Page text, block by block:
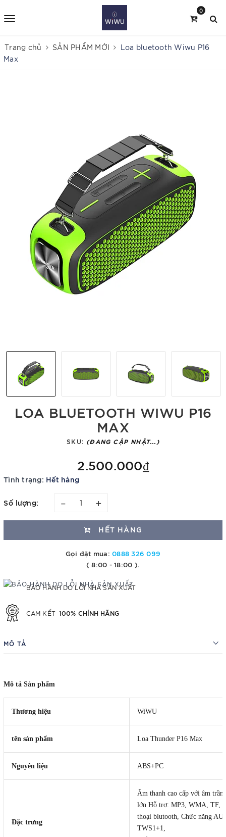
0
Trang chủ SẢN PHẨM MỚI
Loa bluetooth Wiwu P16
Max
LOA BLUETOOTH WIWU P16
MAX
SKU: (ĐANG CẬP NHẬT...)
2.500.000₫
Tình trạng: Hết hàng
Số lượng: – +
HẾT HÀNG
Gọi đặt mua:0888 326 099
( 8:00 - 18:00 ).
BẢO HÀNH DO LỖI NHÀ SẢN XUẤT
CAM KẾT 100% CHÍNH HÃNG
MÔ TẢ
Mô tả Sản phẩm
Thương hiệu WiWU
tên sản phẩm Loa Thunder P16 Max
Nguyên liệu ABS+PC
Đặc trưng
Âm thanh cao cấp với âm
lớn Hỗ trợ: MP3, WMA, TF,
thoại blutooth, Chức năng
TWS1+1,